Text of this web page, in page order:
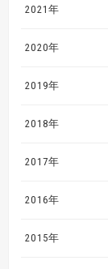
2021年
2020年
2019年
2018年
2017年
2016年
2015年